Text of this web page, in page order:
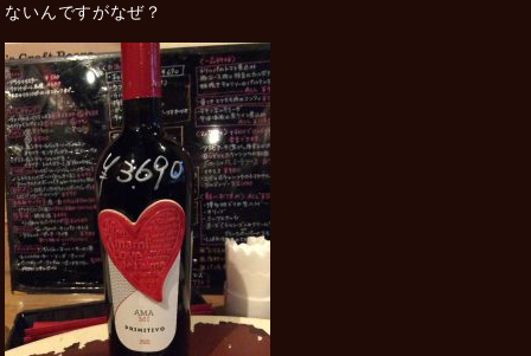
ないんですがなぜ？